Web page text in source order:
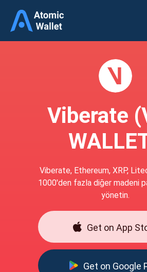
Viberate
Viberate, Ethereum, XRP,
1000'den fazla diğer madeni
yönetin.
Get on App
Get on Google